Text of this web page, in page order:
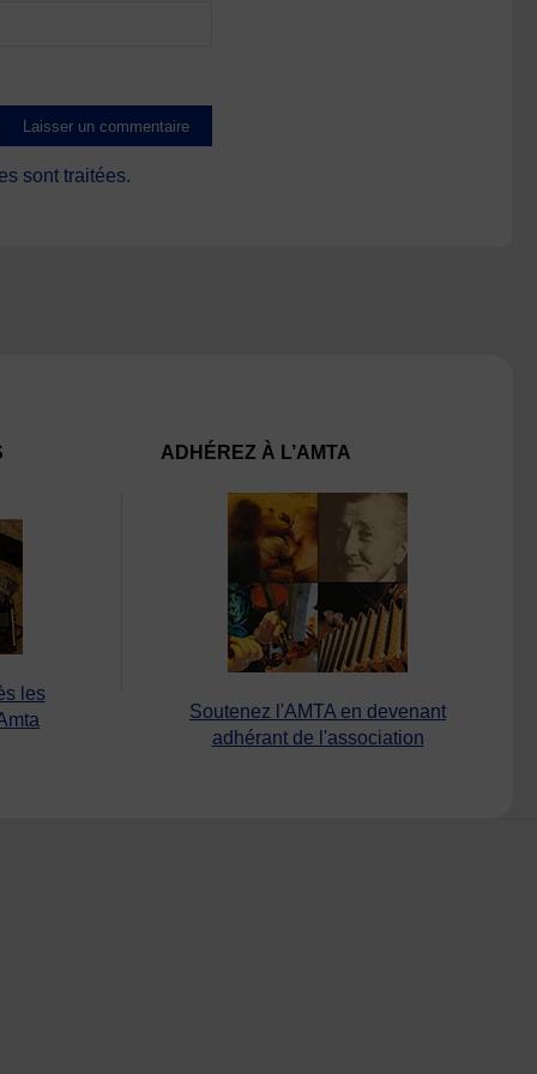
sont traitées.
les
ADHÉREZ À L’AMTA
Soutenez l'AMTA en devenant
adhérant de l'association